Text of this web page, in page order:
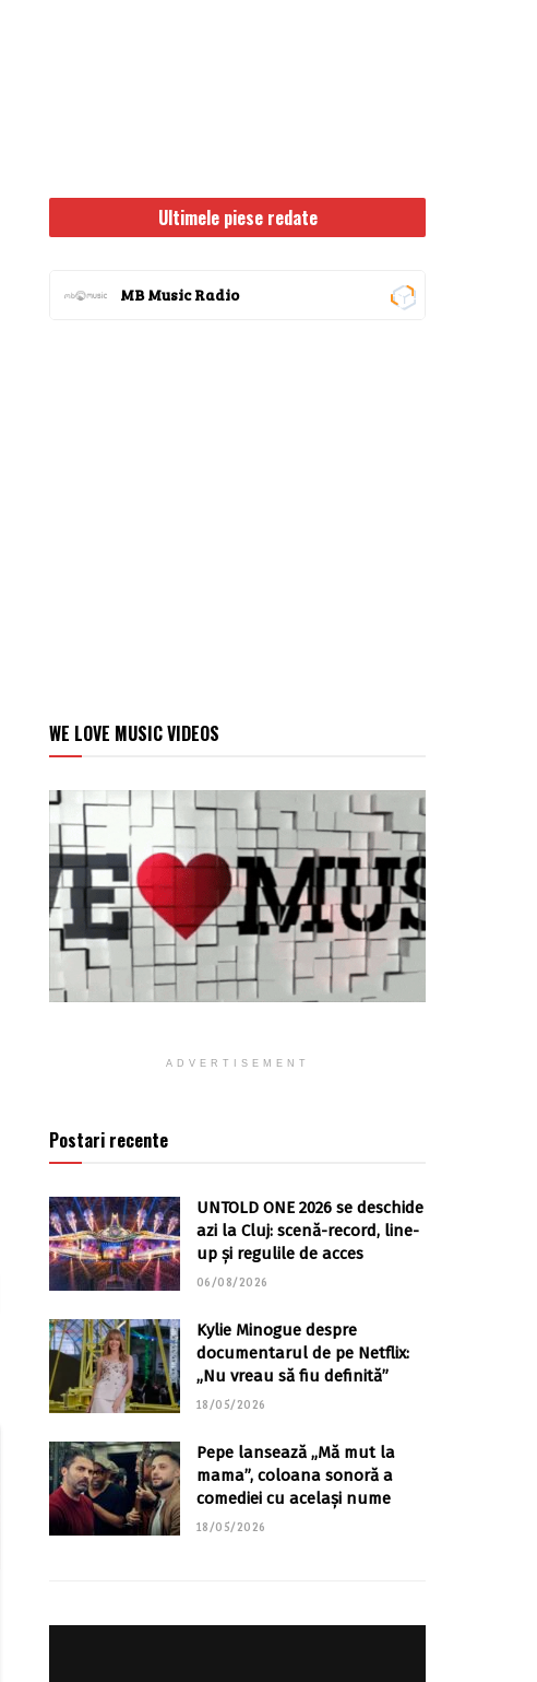
Ultimele piese redate
MB Music Radio
WE LOVE MUSIC VIDEOS
ADVERTISEMENT
Postari recente
UNTOLD ONE 2026 se deschide
azi la Cluj: scenă-record, line-
up și regulile de acces
06/08/2026
Kylie Minogue despre
documentarul de pe Netflix:
„Nu vreau să fiu definită”
18/05/2026
Pepe lansează „Mă mut la
mama”, coloana sonoră a
comediei cu același nume
18/05/2026